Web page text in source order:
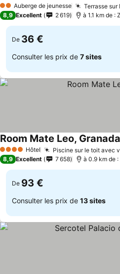
2 ÉtoilesAuberge de jeunesse Terrasse
8,9 Excellent 2 619 à 1.1 km de :
De 36 €
Consulter les prix de 7 sites
4 Étoiles Hôtel Piscine sur le toit avec
Room Mate Leo, Granada
8,9 Excellent 7 658 à 0.9 km de :
De 93 €
Consulter les prix de 13 sites